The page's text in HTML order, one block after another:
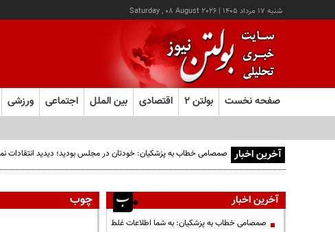
شنبه ۱۷ مرداد ۱۴۰۵ |
Saturday , 08 August 2026
صفحه نخست بولتن ۲ اقتصادی بین الملل اجتماعی ورزشی
آخرین اخبار صمصامی خطاب به پزشکیان: خودتان در مجلس بودید؛ دیدید انتقادات
چوب آخرین اخبار
صمصامی خطاب به پزشکیان: به شما اطلاعات غلط